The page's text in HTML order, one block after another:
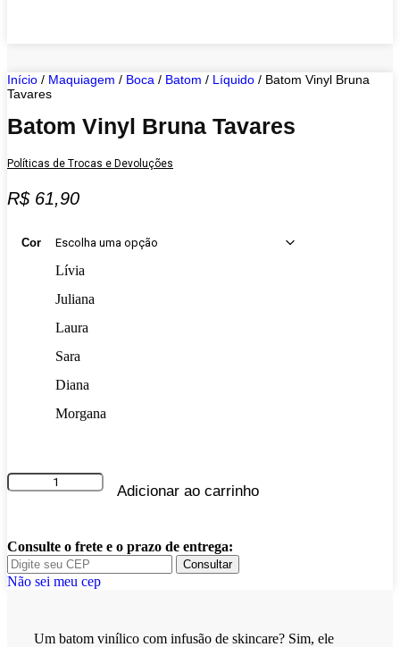
Início / Maquiagem / Boca / Batom / Líquido / Batom Vinyl Bruna
Tavares
Batom Vinyl Bruna Tavares
Políticas de Trocas e Devoluções
R$61,90
Cor
Lívia
Juliana
Laura
Sara
Diana
Morgana
Batom
Vinyl
quantidade
Adicionar ao carrinho
Consulte o frete e o prazo de entrega:
Consultar
Não sei meu cep
Um batom vinílico com infusão de skincare? Sim, ele